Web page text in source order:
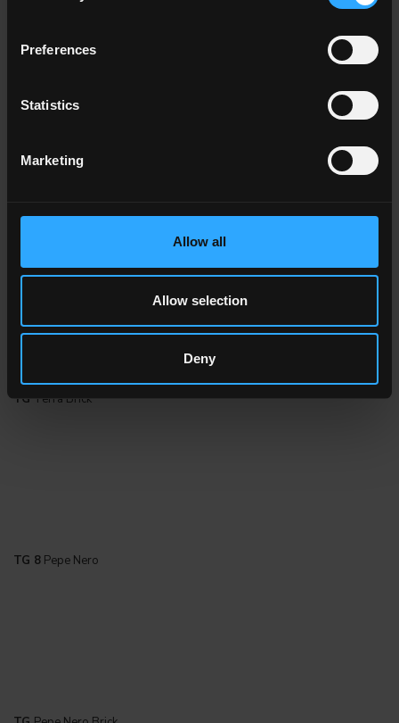
Preferences
Statistics
Marketing
Allow all
Allow selection
Deny
TGTerra Brick
TG 8 Pepe Nero